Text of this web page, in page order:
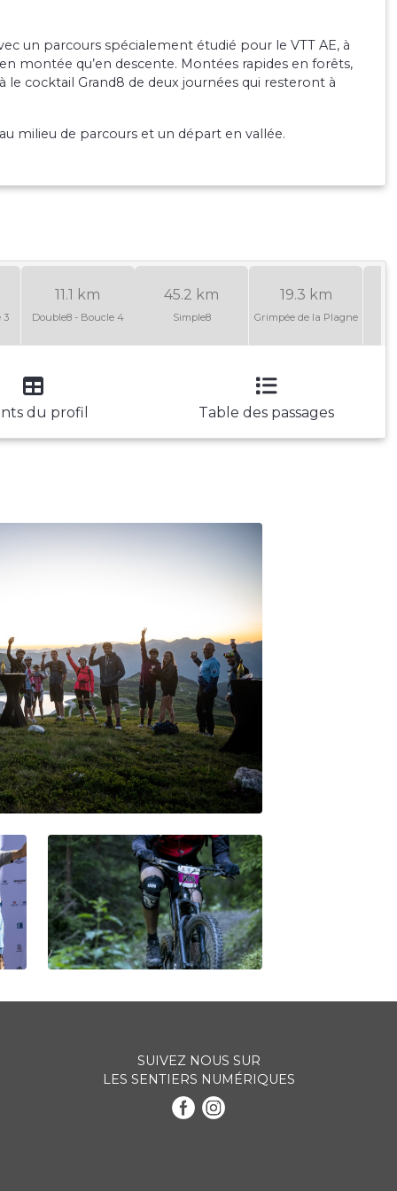
un parcours spécialement étudié pour le VTT AE, à
montée qu’en descente. Montées rapides en forêts,
cocktail Grand8 de deux journées qui resteront à
milieu de parcours et un départ en vallée.
3
11.1 km
Double8 - Boucle 4
45.2 km
Simple8
19.3 km
Grimpée de la Plagne
du profil Table des passages
SUIVEZ NOUS SUR
LES SENTIERS NUMÉRIQUES